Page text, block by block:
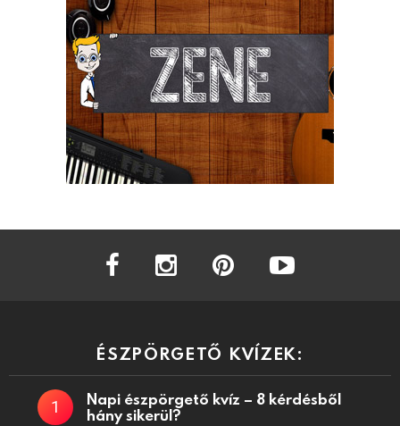
facebook instagram
ÉSZPÖRGETŐ KVÍZEK:
Napi észpörgető kvíz – 8 kérdésből
hány sikerül?